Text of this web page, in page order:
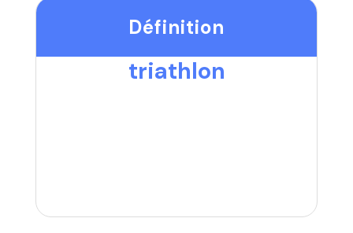
Définition
triathlon